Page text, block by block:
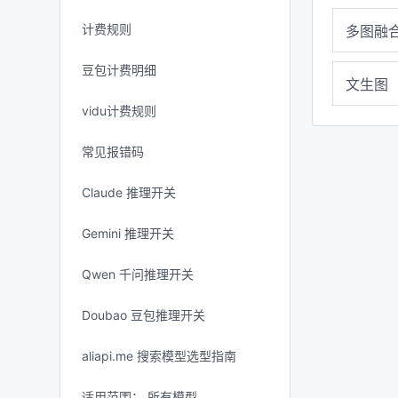
计费规则
豆包计费明细
vidu计费规则
常见报错码
Claude 推理开关
Gemini 推理开关
Qwen 千问推理开关
Doubao 豆包推理开关
aliapi.me 搜索模型选型指南
多图融
文生图